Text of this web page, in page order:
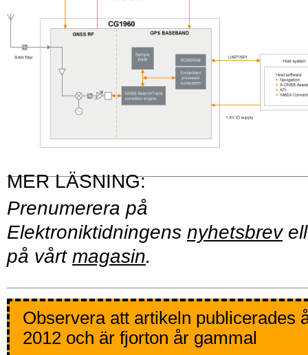
Prenumerera på
Elektroniktidningens nyhetsbrev
på vårt magasin.
Observera att artikeln publicerades
2012 och är fjorton år gammal